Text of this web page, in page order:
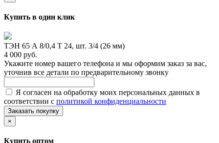
Купить в один клик
ТЭН 65 А 8/0,4 Т 24, шт. 3/4 (26 мм)
4 000 руб.
Укажите номер вашего телефона и мы оформим заказ за вас,
уточнив все детали по предварительному звонку
Я согласен на обработку моих персональных данных в
соответствии с политикой конфиденциальности
Заказать покупку
×
Купить оптом